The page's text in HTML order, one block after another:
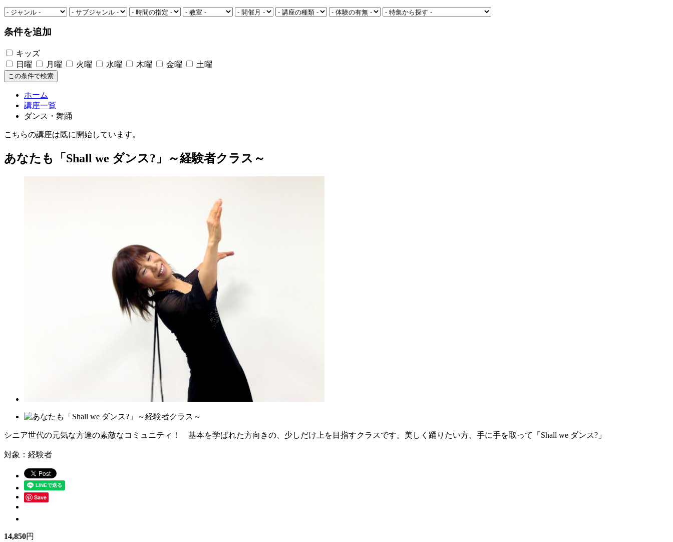
条件を追加
キッズ
日曜
月曜 火曜 水曜 木曜 金曜 土曜
この条件で検索
ホーム
講座一覧
ダンス・舞踊
こちらの講座は既に開始しています。
あなたも「Shall we ダンス?」～経験者クラス～
シニア世代の元気な方達の素敵なコミュニティ！ 基本を学ばれた方向きの、少しだけ上を目指すクラスです。美しく踊りたい方、手に手を取って「Shall we ダンス?」
対象：経験者
Save
14,850円